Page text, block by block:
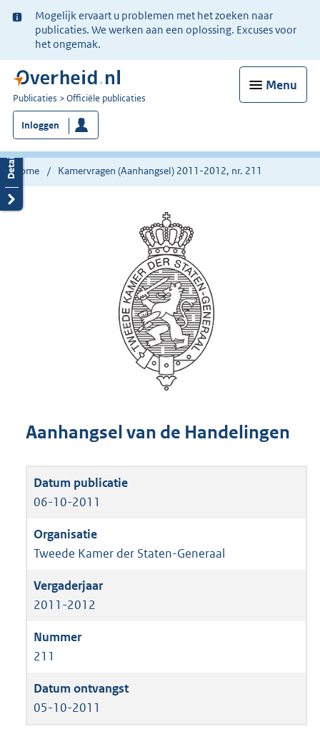
Ter
informatie:
Mogelijk ervaart u problemen met het zoeken naar
publicaties. We werken aan een oplossing. Excuses voor
het ongemak.
Menu
U
bent
nu
hier:
Publicaties Officiële publicaties
Inloggen
Home Kamervragen (Aanhangsel) 2011-2012, nr. 211
Aanhangsel van de Handelingen
06-10-2011
Tweede Kamer der Staten-Generaal
2011-2012
211
05-10-2011